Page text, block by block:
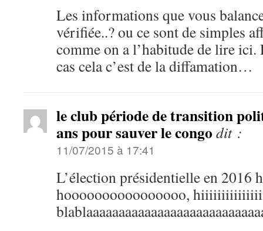
Les informations que vous
vérifiée..? ou ce sont de simples
comme on a l’habitude de lire ici.
cas cela c’est de la diffamation…
le club période de transition
ans pour sauver le congo dit :
11/07/2015 à 17:41
L’élection présidentielle en 2016
hoooooooooooooooo,